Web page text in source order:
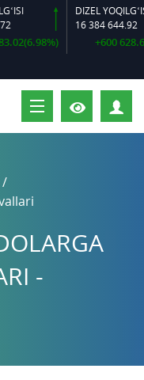
16 384 644.92
+600
-